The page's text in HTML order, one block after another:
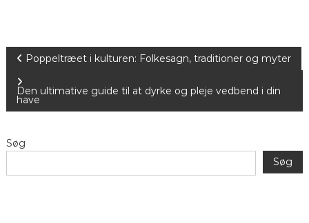
n
l
Poppeltræet i kulturen: Folkesagn, traditioner og myter
Den ultimative guide til at dyrke og pleje vedbend i din
have
Søg
Søg